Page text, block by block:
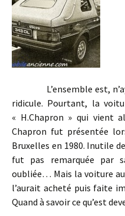
L’ensemble est,
ridicule. Pourtant, la
« H.Chapron » qui vient
Chapron fut présentée
Bruxelles en 1980. Inutile
fut pas remarquée par
oubliée… Mais la voiture
l’aurait acheté puis faite
Quand à savoir ce qu’est